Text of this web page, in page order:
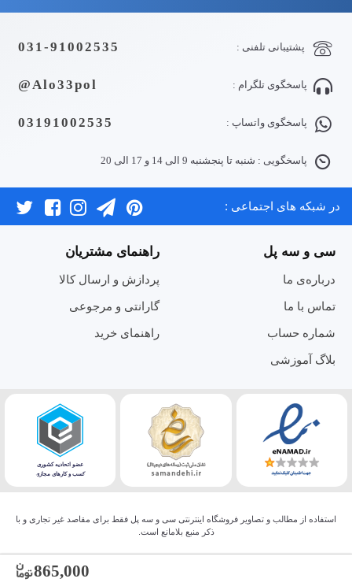
865,000
پشتیبانی تلفنی : 031-91002535
پاسخگوی تلگرام : Alo33pol@
پاسخگوی واتساپ : 03191002535
پاسخگویی : شنبه تا پنجشنبه 9 الی 14 و 17 الی 20
در شبکه های اجتماعی :
سی و سه پل
درباره‌ی ما
تماس با ما
شماره حساب
بلاگ آموزشی
راهنمای مشتریان
پردازش و ارسال کالا
گارانتی و مرجوعی
راهنمای خرید
استفاده از مطالب و تصاویر فروشگاه اینترنتی سی و سه پل فقط برای مقاصد غیر تجاری و با
ذکر منبع بلامانع است.